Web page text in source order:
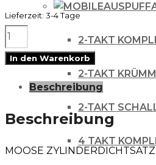
2-TAKT
2-TAKT
2-TAKT
4 TAKT
Lieferzeit: 3-4 Tage
MOOSE
ZYLINDERDICHTSATZ
GASKET
OFFROAD
In den Warenkorb
Beschreibung
Beschreibung
MOOSE